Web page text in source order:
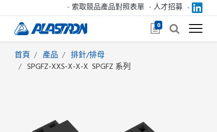
0
索取競品產品對照表單 人才招募
首頁 產品
排針/排母
SPGFZ-XXS-X-X-X SPGFZ 系列